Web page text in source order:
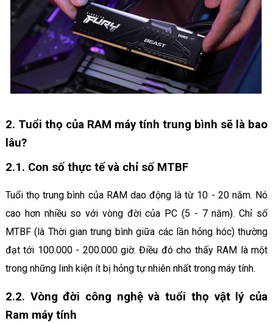
2. Tuổi thọ của RAM máy tính trung bình sẽ là bao
lâu?
2.1. Con số thực tế và chỉ số MTBF
Tuổi thọ trung bình của RAM dao động là từ 10 - 20 năm. Nó
cao hơn nhiều so với vòng đời của PC (5 - 7 năm). Chỉ số
MTBF (là Thời gian trung bình giữa các lần hỏng hóc) thường
đạt tới 100.000 - 200.000 giờ. Điều đó cho thấy RAM là một
trong những linh kiện ít bị hỏng tự nhiên nhất trong máy tính.
2.2. Vòng đời công nghệ và tuổi thọ vật lý của
Ram máy tính